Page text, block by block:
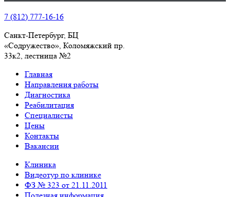
7 (812) 777-16-16
Санкт-Петербург, БЦ
«Содружество», Колoмяжский пр.
33к2, лестница №2
Главная
Направления работы
Диагностика
Реабилитация
Специалисты
Цены
Контакты
Вакансии
Клиника
Видеотур по клинике
ФЗ № 323 от 21.11.2011
Полезная информация